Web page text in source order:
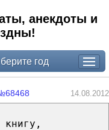
анекдоты и
год
14.08.2012
книгу,